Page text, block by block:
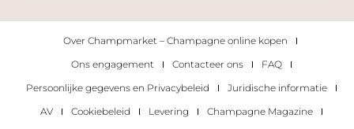
Over Champmarket – Champagne online kopen
Ons engagement
Contacteer ons
FAQ
Persoonlijke gegevens en Privacybeleid
Juridische informatie
AV
Cookiebeleid Levering
Champagne Magazine